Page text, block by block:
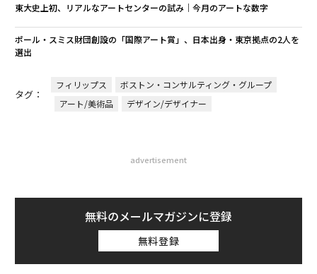
東大史上初、リアルなアートセンターの試み｜今月のアートな数字
ポール・スミス財団創設の「国際アート賞」、日本出身・東京拠点の2人を
選出
タグ：
フィリップス
ボストン・コンサルティング・グループ
アート/美術品
デザイン/デザイナー
advertisement
無料のメールマガジンに登録
無料登録